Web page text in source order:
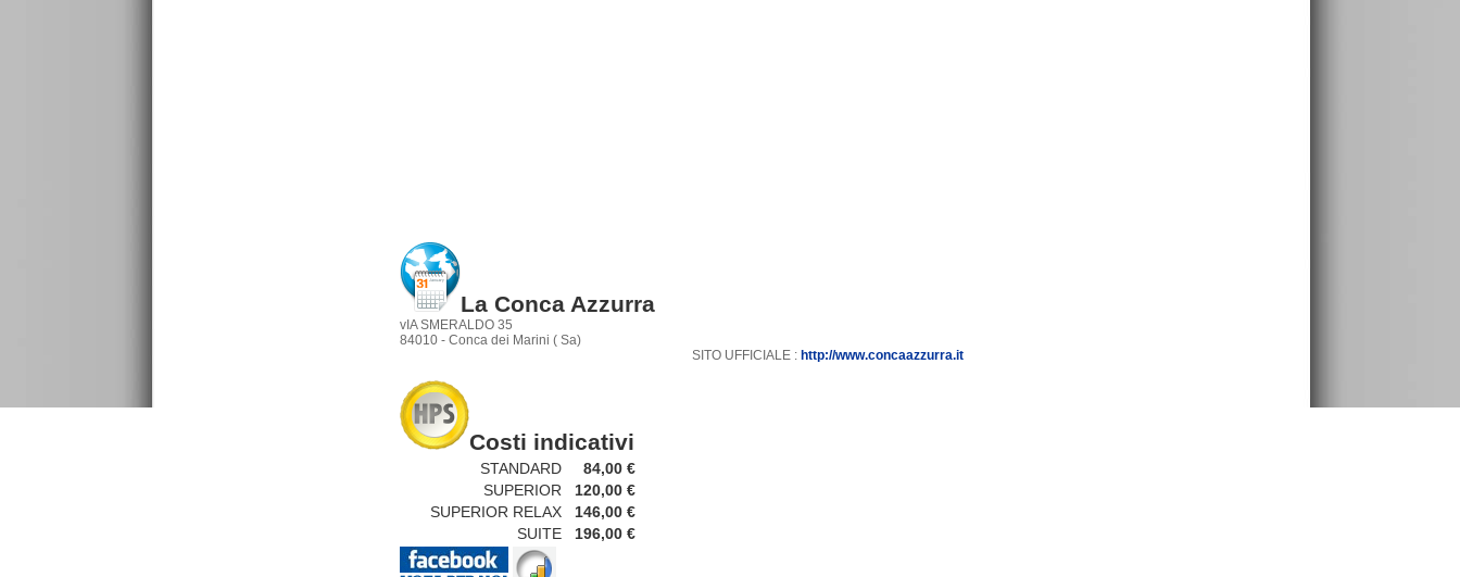
La Conca Azzurra
vIA SMERALDO 35
84010 - Conca dei Marini ( Sa)
SITO UFFICIALE : http://www.concaazzurra.it
Costi indicativi
STANDARD
84,00 €
SUPERIOR
120,00 €
SUPERIOR RELAX
146,00 €
SUITE
196,00 €